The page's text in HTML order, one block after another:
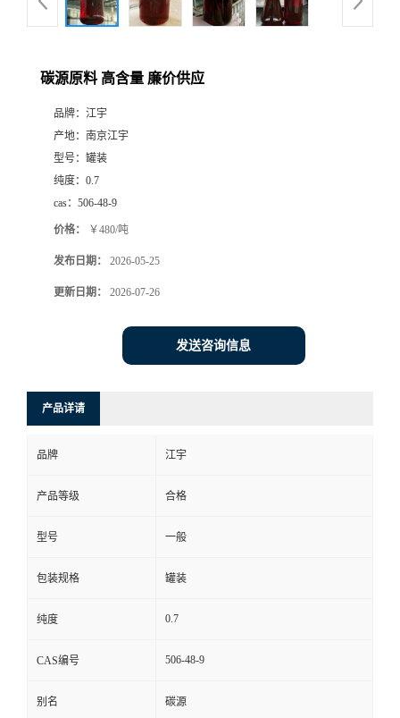
碳源原料 高含量 廉价供应
品牌： 江宇
产地： 南京江宇
型号： 罐装
纯度： 0.7
cas： 506-48-9
价格： ￥480/吨
发布日期： 2026-05-25
更新日期： 2026-07-26
发送咨询信息
产品详请
品牌 江宇
产品等级 合格
型号 一般
包装规格 罐装
纯度 0.7
CAS编号 506-48-9
别名 碳源